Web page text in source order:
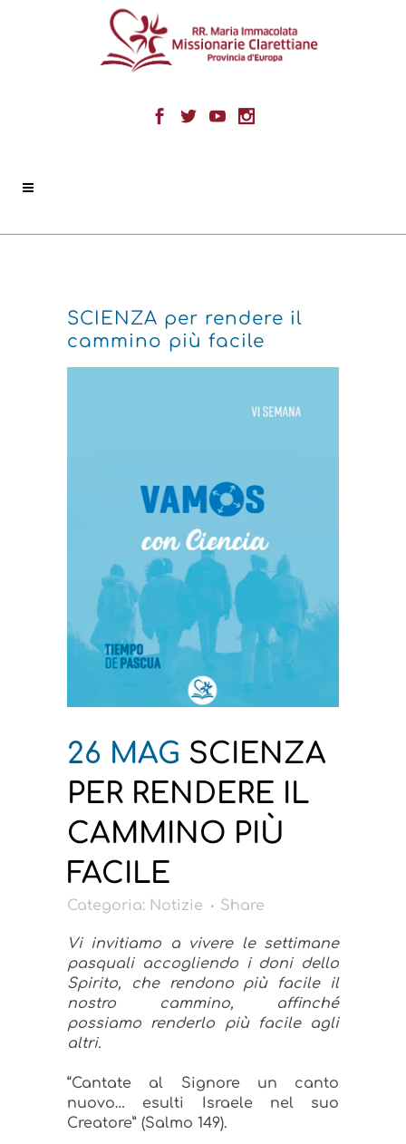
SCIENZA per rendere il
cammino più facile
26 MAG SCIENZA
PER RENDERE IL
CAMMINO PIÙ
FACILE
Categoria: Notizie Share
Vi invitiamo a vivere le settimane
pasquali accogliendo i doni dello
Spirito, che rendono più facile il
nostro cammino, affinché
possiamo renderlo più facile agli
altri.
“Cantate al Signore un canto
nuovo… esulti Israele nel suo
Creatore” (Salmo 149).